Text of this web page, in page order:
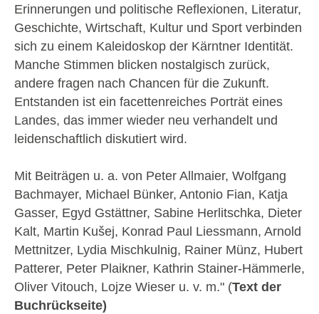
Erinnerungen und politische Reflexionen, Literatur,
Geschichte, Wirtschaft, Kultur und Sport verbinden
sich zu einem Kaleidoskop der Kärntner Identität.
Manche Stimmen blicken nostalgisch zurück,
andere fragen nach Chancen für die Zukunft.
Entstanden ist ein facettenreiches Porträt eines
Landes, das immer wieder neu verhandelt und
leidenschaftlich diskutiert wird.
Mit Beiträgen u. a. von Peter Allmaier, Wolfgang
Bachmayer, Michael Bünker, Antonio Fian, Katja
Gasser, Egyd Gstättner, Sabine Herlitschka, Dieter
Kalt, Martin Kušej, Konrad Paul Liessmann, Arnold
Mettnitzer, Lydia Mischkulnig, Rainer Münz, Hubert
Patterer, Peter Plaikner, Kathrin Stainer-Hämmerle,
Oliver Vitouch, Lojze Wieser u. v. m." (Text der
Buchrückseite)